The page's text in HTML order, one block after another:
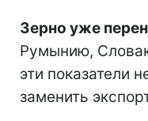
Зерно уже
Румынию,
эти показатели
заменить